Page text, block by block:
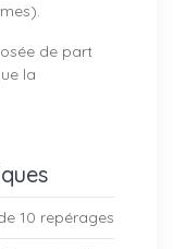
de part
la
10 repérages